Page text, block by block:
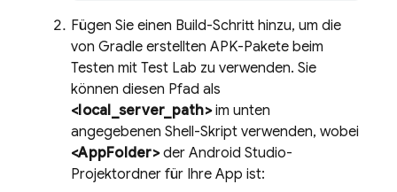
Fügen Sie einen Build-Schritt hinzu, um die
von Gradle erstellten APK-Pakete beim
Testen mit Test Lab zu verwenden. Sie
können diesen Pfad als
<local_server_path>im unten
angegebenen Shell-Skript verwenden, wobei
<AppFolder>der Android Studio-
Projektordner für Ihre App ist: